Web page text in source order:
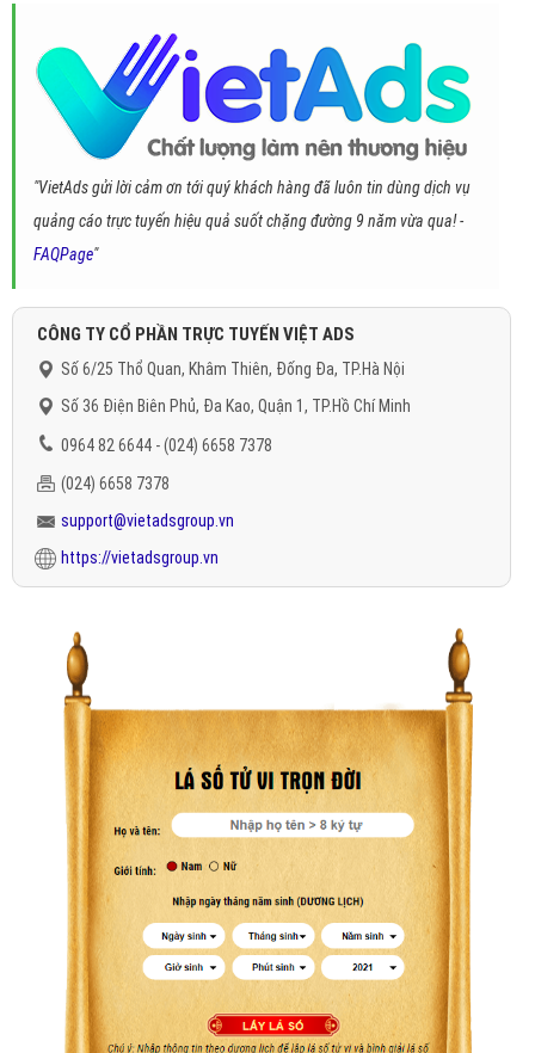
"VietAds gửi lời cảm ơn tới quý khách hàng đã luôn tin dùng dịch vụ
quảng cáo trực tuyến hiệu quả suốt chặng đường 9 năm vừa qua! -
FAQPage"
CÔNG TY CỔ PHẦN TRỰC TUYẾN VIỆT ADS
Số 6/25 Thổ Quan, Khâm Thiên, Đống Đa, TP.Hà Nội
Số 36 Điện Biên Phủ, Đa Kao, Quận 1, TP.Hồ Chí Minh
0964 82 6644 - (024) 6658 7378
(024) 6658 7378
support@vietadsgroup.vn
https://vietadsgroup.vn